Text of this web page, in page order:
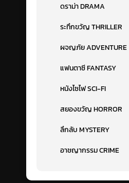
ดราม่า DRAMA
ระทึกขวัญ THRILLER
ผจญภัย ADVENTURE
แฟนตาซี FANTASY
หนังไซไฟ SCI-FI
สยองขวัญ HORROR
ลึกลับ MYSTERY
อาชญากรรม CRIME